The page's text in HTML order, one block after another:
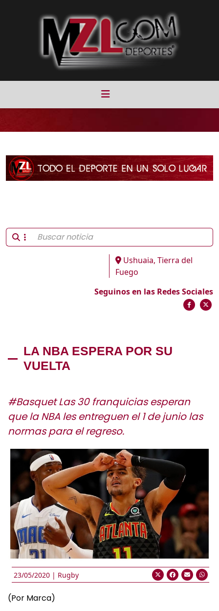
Ushuaia, Tierra del
Fuego
Seguinos en las Redes Sociales
LA NBA ESPERA POR SU
VUELTA
#Basquet Las 30 franquicias esperan
que la NBA les entreguen el 1 de junio las
normas para el regreso.
23/05/2020 | Rugby
(Por Marca)